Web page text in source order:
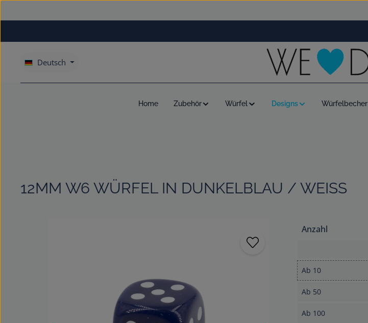
Deutsch
Home Zubehör Würfel Designs Würfelbecher
12MM W6 WÜRFEL IN DUNKELBLAU / WEISS
Anzahl
Ab 10
Ab 50
Ab 100